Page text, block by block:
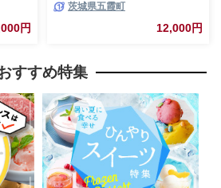
ムセ円
耐熱 一生もの 職人 こだわり
JIDA デザインミュージアムセ
レクション 茨城県 五霞町
茨城県五霞町
12,000円
すすめ特集